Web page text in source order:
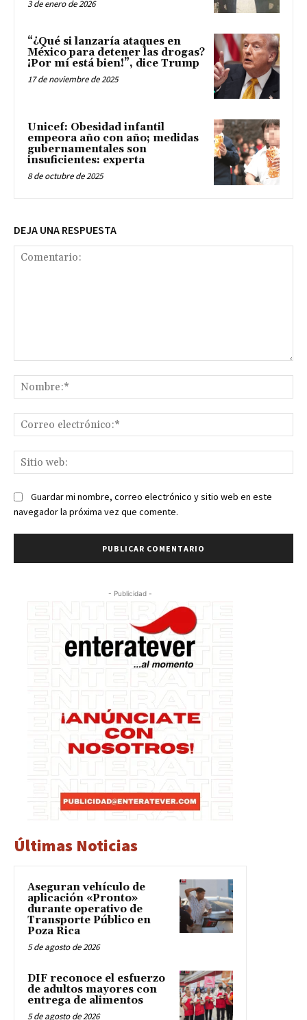
3 de enero de 2026
“¿Qué si lanzaría ataques en
México para detener las drogas?
¡Por mí está bien!”, dice Trump
17 de noviembre de 2025
Unicef: Obesidad infantil
empeora año con año; medidas
gubernamentales son
insuficientes: experta
8 de octubre de 2025
DEJA UNA RESPUESTA
Guardar mi nombre, correo electrónico y sitio web en este
navegador la próxima vez que comente.
- Publicidad -
Últimas Noticias
Aseguran vehículo de
aplicación «Pronto»
durante operativo de
Transporte Público en
Poza Rica
5 de agosto de 2026
DIF reconoce el esfuerzo
de adultos mayores con
entrega de alimentos
5 de agosto de 2026